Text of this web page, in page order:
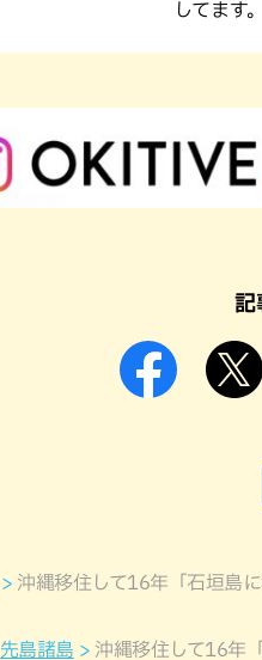
してます
記
沖縄移住して16年「石垣島
先島諸島
沖縄移住して16年